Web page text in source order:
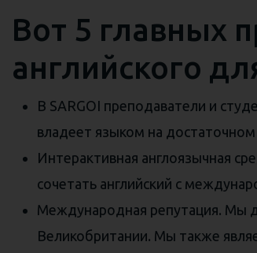
Вот 5 главных
английского
В SARGOI преподаватели и
владеет языком на достаточном
Интерактивная англоязычная
сочетать английский с
Международная репутация. Мы
Великобритании. Мы также